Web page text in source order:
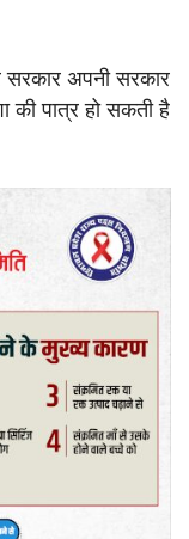
सरकार अपनी सरकार
की पात्र हो सकती है